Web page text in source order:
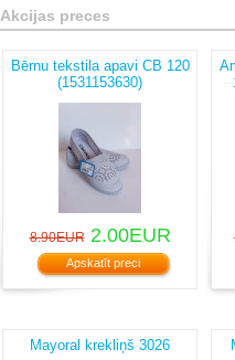
Akcijas preces
Bērnu tekstila apavi CB 120
(1531153630)
8.90EUR2.00EUR
Apskatīt preci
Mayoral krekliņš 3026